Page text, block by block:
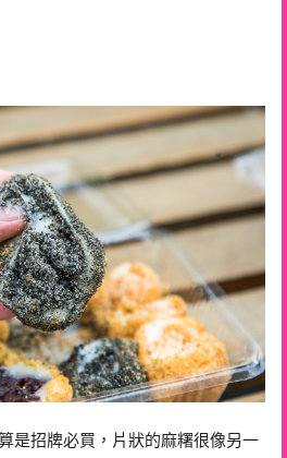
是招牌必買，片狀的麻糬很像另一